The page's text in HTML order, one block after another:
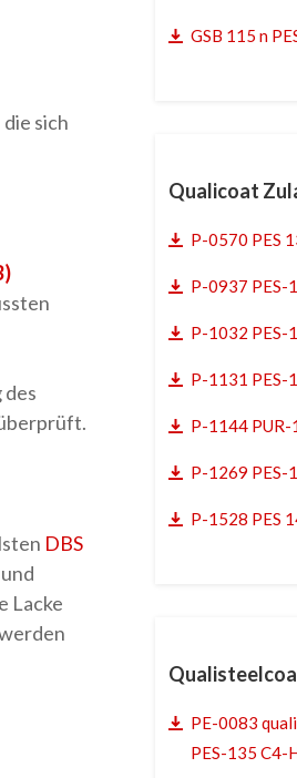
sich
DBS
Lacke
GSB 115 n
Qualicoat
P-0570 PES
P-0937 PES-
P-1032 PES-
P-1131 PES-
P-1144 PUR-
P-1269 PES-
P-1528 PES
PE-0083
PES-135 C4-